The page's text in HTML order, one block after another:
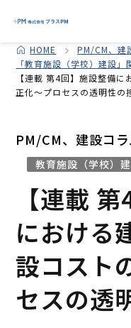
HOME
PM/CM、建
「教育施設（学校）建設」
【連載 第4回】施設整備
正化～プロセスの透明性の
PM/CM、建設コラ
教育施設（学校）
【連載
における
設コスト
セスの透